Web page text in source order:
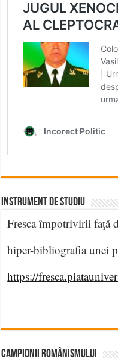
INSTRUMENT DE STUDIU
Fresca împotrivirii faţă
hiper-bibliografia unei
https://
CAMPIONII ROMÂNISMULUI